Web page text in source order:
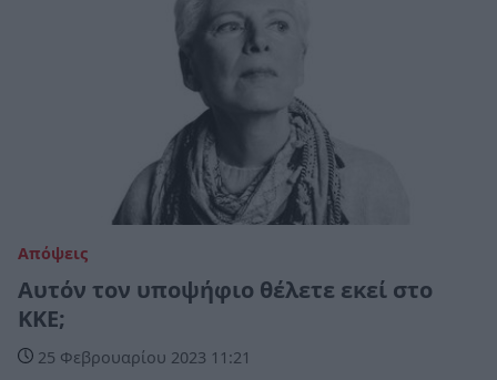
Απόψεις
Αυτόν τον υποψήφιο θέλετε εκεί στο
ΚΚΕ;
25 Φεβρουαρίου 2023 11:21